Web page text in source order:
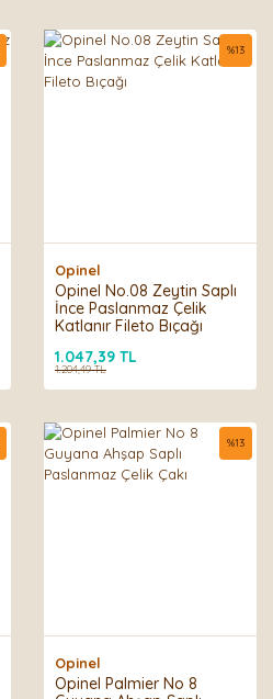
Opinel
Opinel No.08 Zeytin Saplı
İnce Paslanmaz Çelik
Katlanır Fileto Bıçağı
%13
1.047,39 TL
1.204,49 TL
Opinel
Opinel Palmier No 8
%13